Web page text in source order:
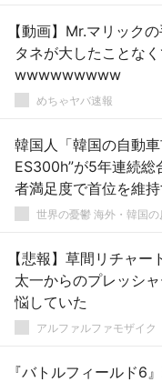
【動画】Mr.マリック
タネが大したことな
wwwwwwwww
めちゃヤバ速報
韓国人「韓国の自動
ES300h”が5年連続総
者満足度で首位を維
世界の憂鬱 海外・韓国の
【悲報】草間リチャ
太一からのプレッシ
悩していた
アルファルファモザイク
『バトルフィールド6